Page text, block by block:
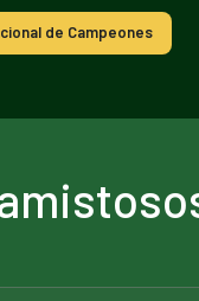
de Campeones